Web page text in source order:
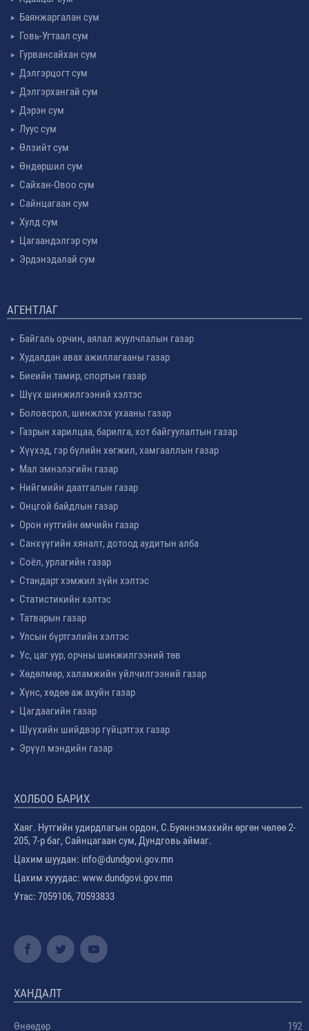
Баянжаргалан сум
Говь-Угтаал сум
Гурвансайхан сум
Дэлгэрцогт сум
Дэлгэрхангай сум
Дэрэн сум
Луус сум
Өлзийт сум
Өндөршил сум
Сайхан-Овоо сум
Сайнцагаан сум
Хулд сум
Цагаандэлгэр сум
Эрдэнэдалай сум
АГЕНТЛАГ
Байгаль орчин, аялал жуулчлалын газар
Худалдан авах ажиллагааны газар
Биеийн тамир, спортын газар
Шүүх шинжилгээний хэлтэс
Боловсрол, шинжлэх ухааны газар
Газрын харилцаа, барилга, хот байгуулалтын газар
Хүүхэд, гэр бүлийн хөгжил, хамгааллын газар
Мал эмнэлэгийн газар
Нийгмийн даатгалын газар
Онцгой байдлын газар
Орон нутгийн өмчийн газар
Санхүүгийн хяналт, дотоод аудитын алба
Соёл, урлагийн газар
Стандарт хэмжил зүйн хэлтэс
Статистикийн хэлтэс
Татварын газар
Улсын бүртгэлийн хэлтэс
Ус, цаг уур, орчны шинжилгээний төв
Хөдөлмөр, халамжийн үйлчилгээний газар
Хүнс, хөдөө аж ахуйн газар
Цагдаагийн газар
Шүүхийн шийдвэр гүйцэтгэх газар
Эрүүл мэндийн газар
ХОЛБОО БАРИХ
Хаяг. Нутгийн удирдлагын ордон, С.Буяннэмэхийн өргөн чөлөө 2-
205, 7-р баг, Сайнцагаан сум, Дундговь аймаг.
Цахим шуудан: info@dundgovi.gov.mn
Цахим хууудас: www.dundgovi.gov.mn
Утас: 7059106, 70593833
ХАНДАЛТ
Өнөөдөр 192